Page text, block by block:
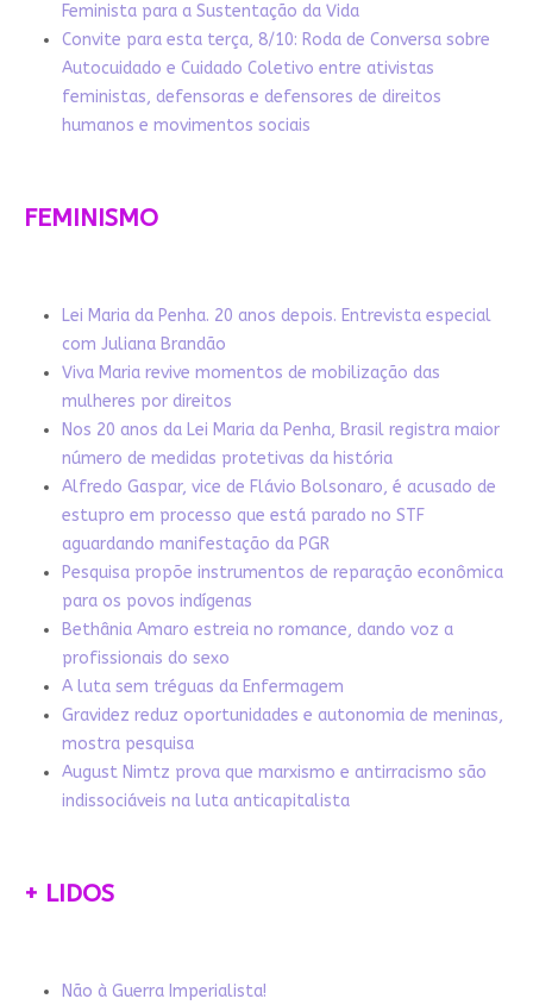
Feminista para a Sustentação da Vida
Convite para esta terça, 8/10: Roda de Conversa sobre
Autocuidado e Cuidado Coletivo entre ativistas
feministas, defensoras e defensores de direitos
humanos e movimentos sociais
FEMINISMO
Lei Maria da Penha. 20 anos depois. Entrevista especial
com Juliana Brandão
Viva Maria revive momentos de mobilização das
mulheres por direitos
Nos 20 anos da Lei Maria da Penha, Brasil registra maior
número de medidas protetivas da história
Alfredo Gaspar, vice de Flávio Bolsonaro, é acusado de
estupro em processo que está parado no STF
aguardando manifestação da PGR
Pesquisa propõe instrumentos de reparação econômica
para os povos indígenas
Bethânia Amaro estreia no romance, dando voz a
profissionais do sexo
A luta sem tréguas da Enfermagem
Gravidez reduz oportunidades e autonomia de meninas,
mostra pesquisa
August Nimtz prova que marxismo e antirracismo são
indissociáveis na luta anticapitalista
+ LIDOS
Não à Guerra Imperialista!